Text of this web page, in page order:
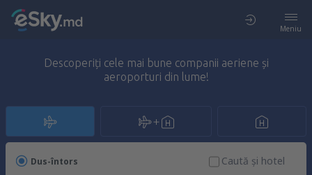
Meniu
Descoperiți cele mai bune companii aeriene și
aeroporturi din lume!
Dus-întors
Caută şi hotel